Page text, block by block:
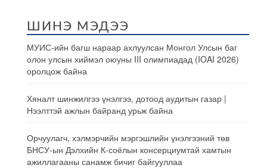
ШИНЭ МЭДЭЭ
МУИС-ийн багш нараар ахлуулсан Монгол Улсын баг
олон улсын хиймэл оюуны III олимпиадад (IOAI 2026)
оролцож байна
Хяналт шинжилгээ үнэлгээ, дотоод аудитын газар |
Нээлттэй ажлын байранд урьж байна
Орчуулагч, хэлмэрчийн мэргэшлийн үнэлгээний төв
БНСУ-ын Дэлхийн К-соёлын консерциумтай хамтын
ажиллагааны санамж бичиг байгууллаа